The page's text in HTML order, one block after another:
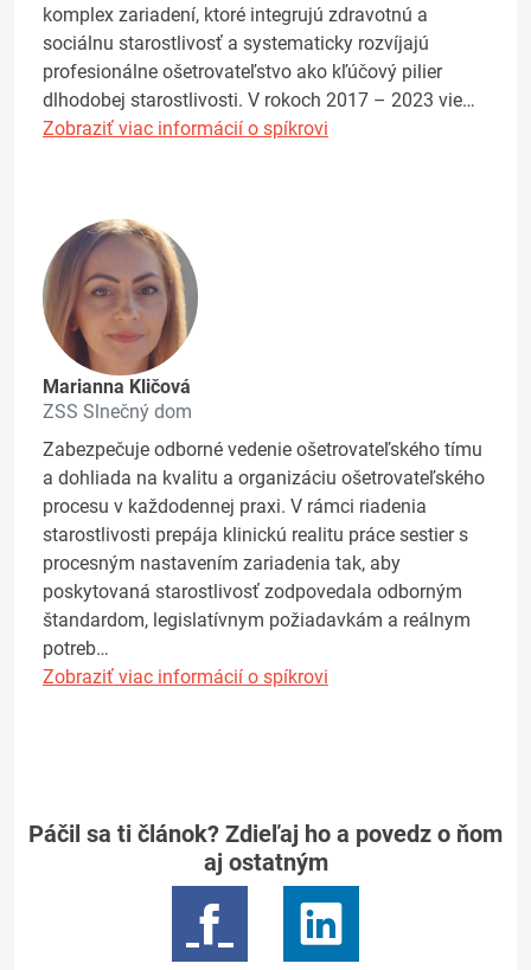
komplex zariadení, ktoré integrujú zdravotnú a
sociálnu starostlivosť a systematicky rozvíjajú
profesionálne ošetrovateľstvo ako kľúčový pilier
dlhodobej starostlivosti. V rokoch 2017 – 2023 vie…
Zobraziť viac informácií o spíkrovi
Marianna Kličová
ZSS Slnečný dom
Zabezpečuje odborné vedenie ošetrovateľského tímu
a dohliada na kvalitu a organizáciu ošetrovateľského
procesu v každodennej praxi. V rámci riadenia
starostlivosti prepája klinickú realitu práce sestier s
procesným nastavením zariadenia tak, aby
poskytovaná starostlivosť zodpovedala odborným
štandardom, legislatívnym požiadavkám a reálnym
potreb…
Zobraziť viac informácií o spíkrovi
Páčil sa ti článok? Zdieľaj ho a povedz o ňom
aj ostatným